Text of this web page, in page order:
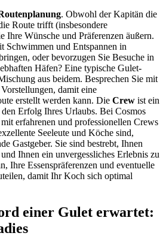
. Obwohl der Kapitän die
Route trifft (insbesondere
Ihre Wünsche und Präferenzen äußern.
Schwimmen und Entspannen in
oder bevorzugen Sie Besuche in
Häfen? Eine typische Gulet-
aus beidem. Besprechen Sie mit
damit eine
erstellt werden kann. Die Crew ist ein
Erfolg Ihres Urlaubs. Bei Cosmos
erfahrenen und professionellen Crews
Seeleute und Köche sind,
Gastgeber. Sie sind bestrebt, Ihnen
Ihnen ein unvergessliches Erlebnis zu
Ihre Essenspräferenzen und eventuelle
damit Ihr Koch sich optimal
einer Gulet erwartet: